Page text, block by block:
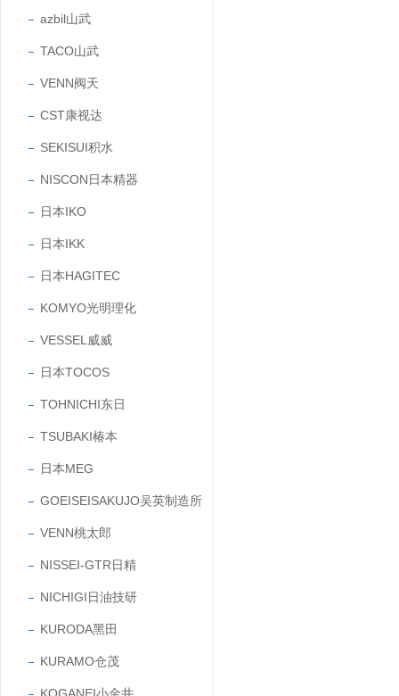
azbil山武
TACO山武
VENN阀天
CST康视达
SEKISUI积水
NISCON日本精器
日本IKO
日本IKK
日本HAGITEC
KOMYO光明理化
VESSEL威威
日本TOCOS
TOHNICHI东日
TSUBAKI椿本
日本MEG
GOEISEISAKUJO吴英制造所
VENN桃太郎
NISSEI-GTR日精
NICHIGI日油技研
KURODA黑田
KURAMO仓茂